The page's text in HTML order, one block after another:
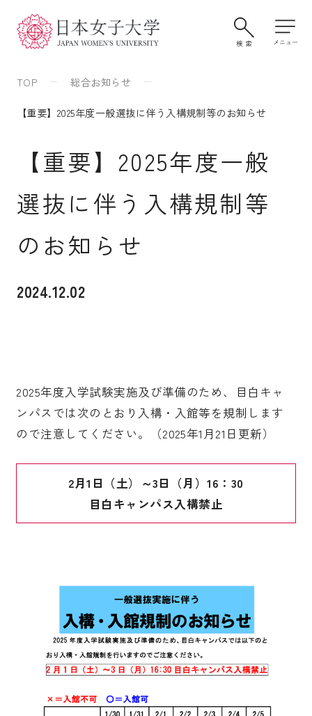
大学案内・学びの特色
学部・大学院
キャンパスライフ
受験生の皆さま
保護者等の皆さま
在学生の皆さま
卒業生の皆さま
企業の皆さま
TOP 総合お知らせ
【重要】2025年度一般選抜に伴う入構規制等のお知らせ
【重要】2025年度一般
選抜に伴う入構規制等
のお知らせ
2024.12.02
2025年度入学試験実施及び準備のため、目白キャ
ンパスでは次のとおり入構・入館等を規制します
ので注意してください。（2025年1月21日更新）
2月1日（土）～3日（月）16：30
目白キャンパス入構禁止